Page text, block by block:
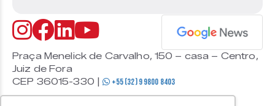
Praça Menelick de Carvalho, 150 – casa – Centro,
Juiz de Fora
CEP 36015-330 |
+55 (32) 9 9800 8403